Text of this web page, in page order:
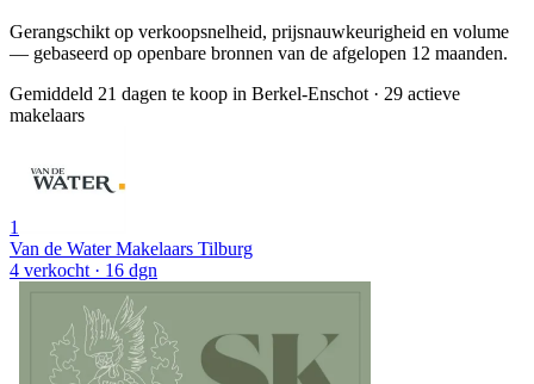
Gerangschikt op verkoopsnelheid, prijsnauwkeurigheid en volume
— gebaseerd op openbare bronnen van de afgelopen 12 maanden.
Gemiddeld 21 dagen te koop in Berkel-Enschot · 29 actieve
makelaars
1
Van de Water Makelaars Tilburg
4 verkocht · 16 dgn